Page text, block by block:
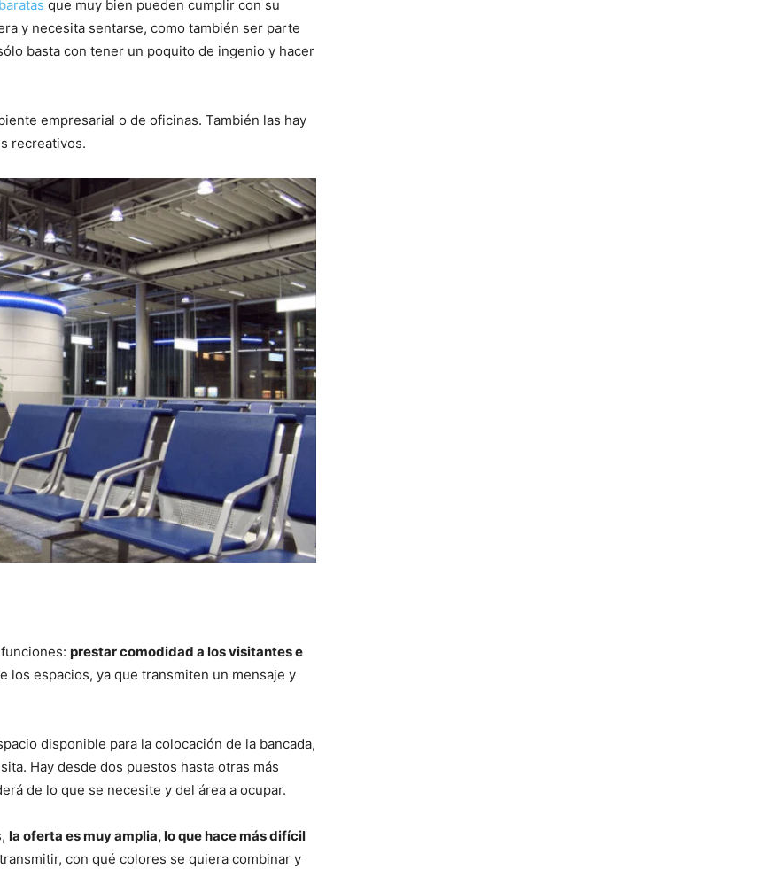
que muy bien pueden cumplir con su
y necesita sentarse, como también ser parte
basta con tener un poquito de ingenio y hacer
empresarial o de oficinas. También las hay
recreativos.
prestar comodidad a los visitantes e
los espacios, ya que transmiten un mensaje y
disponible para la colocación de la bancada,
Hay desde dos puestos hasta otras más
de lo que se necesite y del área a ocupar.
la oferta es muy amplia, lo que hace más difícil
con qué colores se quiera combinar y